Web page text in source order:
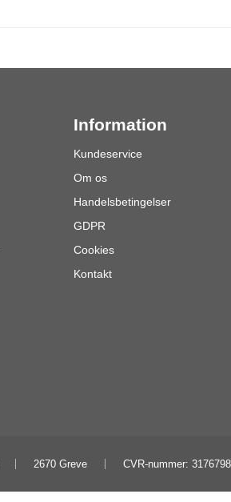
Information
Kundeservice
Om os
Handelsbetingelser
GDPR
Cookies
Kontakt
2670 Greve CVR-nummer: